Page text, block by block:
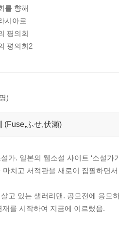
를 향해
시아로
평의회
평의회2
)
(Fuse,ふせ,伏瀨)
가. 일본의 웹소설 사이트 ‘소설
마치고 서적판을 새로이 집필하면
고 있는 샐러리맨. 공모전에 응모
재를 시작하여 지금에 이르렀음.